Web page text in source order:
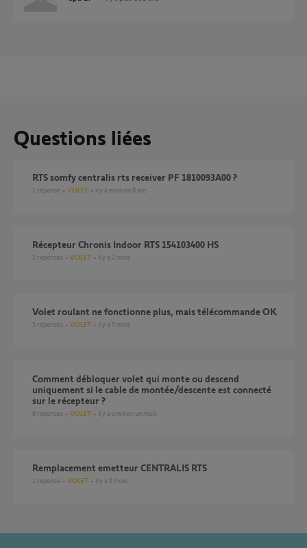
Questions liées
RTS somfy centralis rts receiver PF 1810093A00 ?
1 réponse VOLET il y a environ 8 ans
Récepteur Chronis Indoor RTS 154103400 HS
2 réponses VOLET il y a 2 mois
Volet roulant ne fonctionne plus, mais télécommande OK
5 réponses VOLET il y a 5 mois
Comment débloquer volet qui monte ou descend
uniquement si le cable de montée/descente est connecté
sur le récepteur ?
8 réponses VOLET il y a environ un mois
Remplacement emetteur CENTRALIS RTS
1 réponse VOLET il y a 6 mois